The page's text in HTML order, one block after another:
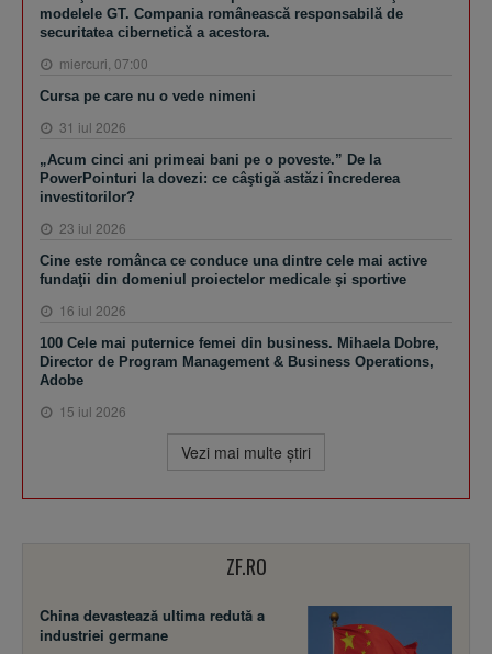
modelele GT. Compania românească responsabilă de
securitatea cibernetică a acestora.
miercuri, 07:00
Cursa pe care nu o vede nimeni
31 iul 2026
„Acum cinci ani primeai bani pe o poveste.” De la
PowerPointuri la dovezi: ce câştigă astăzi încrederea
investitorilor?
23 iul 2026
Cine este românca ce conduce una dintre cele mai active
fundaţii din domeniul proiectelor medicale şi sportive
16 iul 2026
100 Cele mai puternice femei din business. Mihaela Dobre,
Director de Program Management & Business Operations,
Adobe
15 iul 2026
Vezi mai multe ştiri
ZF.RO
China devastează ultima redută a
industriei germane